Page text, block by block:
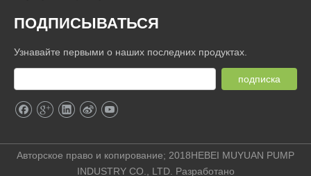
ПОДПИСЫВАТЬСЯ
Узнавайте первыми о наших последних продуктах.
подписка
Авторское право и копирование; 2018HEBEI MUYUAN PUMP
INDUSTRY CO., LTD. Разработано